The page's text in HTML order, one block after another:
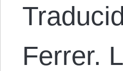
Ferrer.